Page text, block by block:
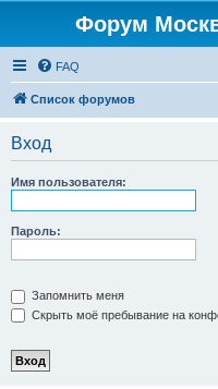
Форум
FAQ
Список форумов
Вход
Имя пользователя:
Пароль:
Запомнить меня
Скрыть моё пребывание на